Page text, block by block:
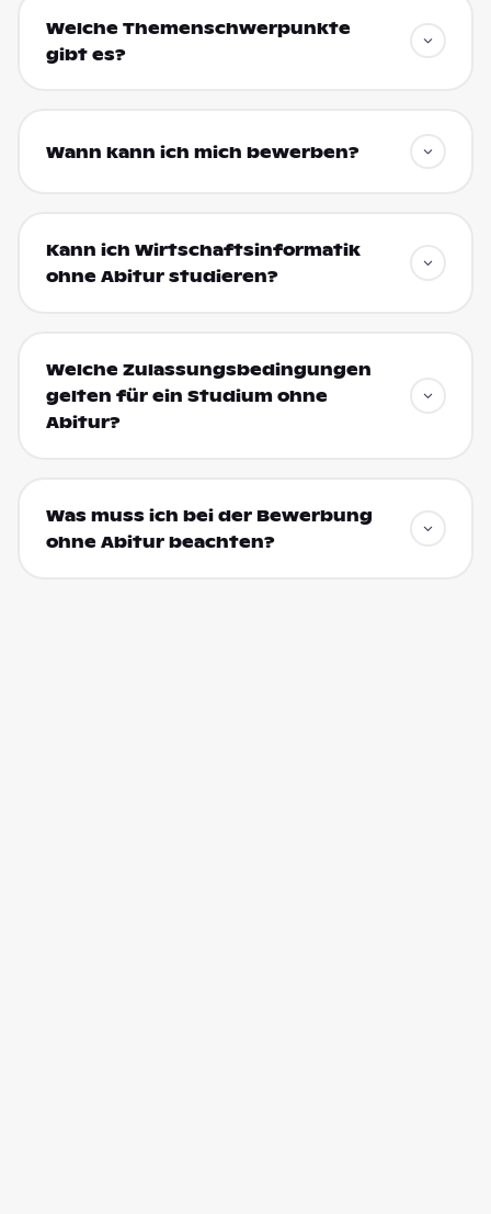
Welche Themenschwerpunkte
gibt es?
Wann kann ich mich bewerben?
Kann ich Wirtschaftsinformatik
ohne Abitur studieren?
Welche Zulassungsbedingungen
gelten für ein Studium ohne
Abitur?
Was muss ich bei der Bewerbung
ohne Abitur beachten?